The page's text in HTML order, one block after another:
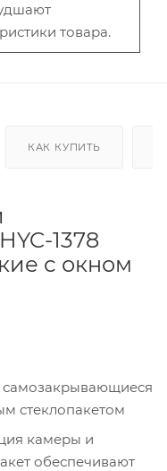
товара.
КАК КУПИТЬ
1378
с окном
самозакрывающиеся
стеклопакетом
камеры и
обеспечивают